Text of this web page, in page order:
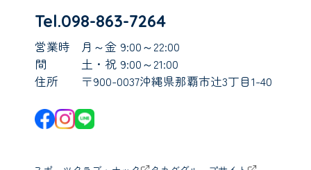
Tel.098-863-7264
営業時
間
月～金 9:00～22:00
土・祝 9:00～21:00
住所
〒900-0037沖縄県那覇市辻3丁目1-40